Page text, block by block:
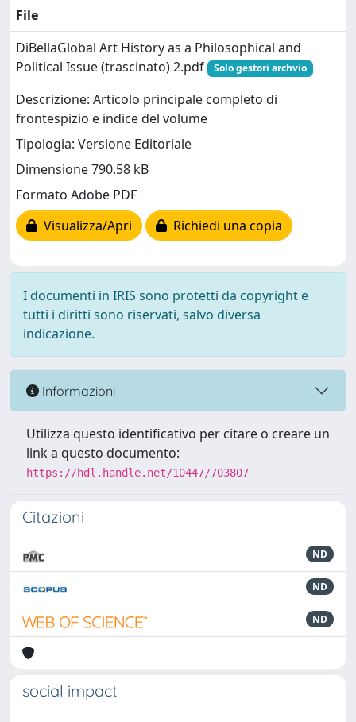
File
DiBellaGlobal Art History as a Philosophical and
Political Issue (trascinato) 2.pdf
Solo gestori archvio
Descrizione: Articolo principale completo di
frontespizio e indice del volume
Tipologia: Versione Editoriale
Dimensione 790.58 kB
Formato Adobe PDF
Visualizza/Apri
Richiedi una copia
I documenti in IRIS sono protetti da copyright e
tutti i diritti sono riservati, salvo diversa
indicazione.
Informazioni
Utilizza questo identificativo per citare o creare un
link a questo documento:
https://hdl.handle.net/10447/703807
Citazioni
ND
ND
ND
social impact